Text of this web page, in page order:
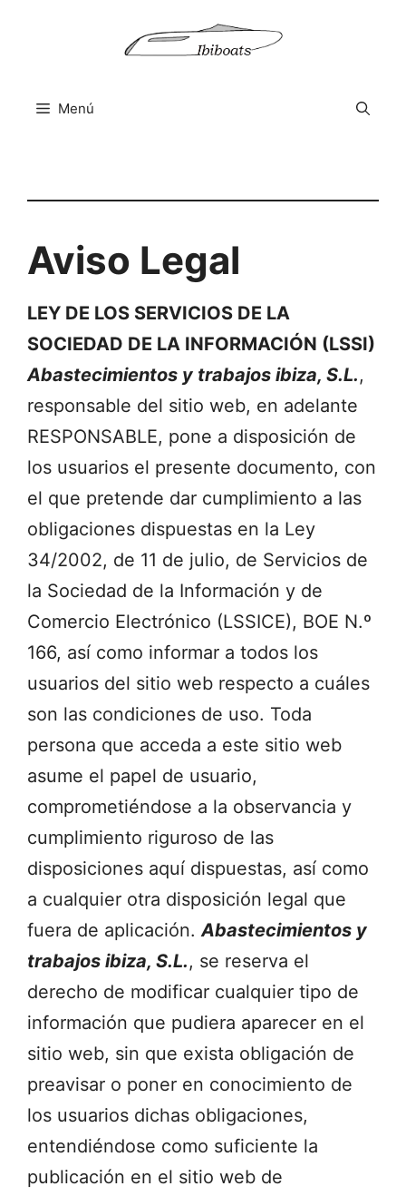
Menú
Aviso Legal
LEY DE LOS SERVICIOS DE LA
SOCIEDAD DE LA INFORMACIÓN (LSSI)
Abastecimientos y trabajos ibiza, S.L.,
responsable del sitio web, en adelante
RESPONSABLE, pone a disposición de
los usuarios el presente documento, con
el que pretende dar cumplimiento a las
obligaciones dispuestas en la Ley
34/2002, de 11 de julio, de Servicios de
la Sociedad de la Información y de
Comercio Electrónico (LSSICE), BOE N.º
166, así como informar a todos los
usuarios del sitio web respecto a cuáles
son las condiciones de uso. Toda
persona que acceda a este sitio web
asume el papel de usuario,
comprometiéndose a la observancia y
cumplimiento riguroso de las
disposiciones aquí dispuestas, así como
a cualquier otra disposición legal que
fuera de aplicación.Abastecimientos y
trabajos ibiza, S.L., se reserva el
derecho de modificar cualquier tipo de
información que pudiera aparecer en el
sitio web, sin que exista obligación de
preavisar o poner en conocimiento de
los usuarios dichas obligaciones,
entendiéndose como suficiente la
publicación en el sitio web de